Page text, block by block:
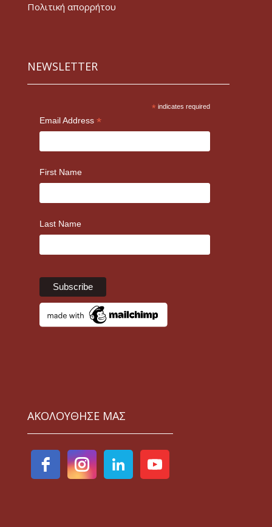
Πολιτική απορρήτου
NEWSLETTER
* indicates required
Email Address *
First Name
Last Name
ΑΚΟΛΟΥΘΗΣΕ ΜΑΣ